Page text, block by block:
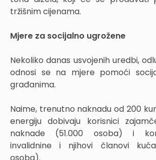
tržišnim cijenama.
Mjere za socijalno ugrožene
Nekoliko danas usvojenih uredbi,
odnosi se na mjere pomoći
građanima.
Naime, trenutno naknadu od 200
energiju dobivaju korisnici
naknade (51.000 osoba) i
invalidnine i njihovi članovi
osoba).